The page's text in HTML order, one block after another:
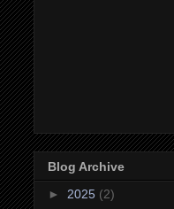
Blog Archive
► 2025 (2)